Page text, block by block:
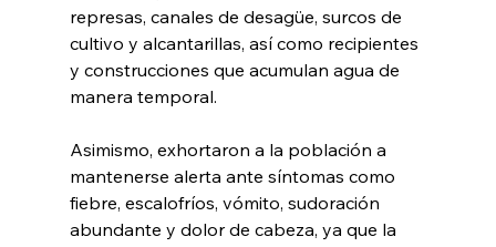
represas, canales de desagüe, surcos de
cultivo y alcantarillas, así como recipientes
y construcciones que acumulan agua de
manera temporal.
Asimismo, exhortaron a la población a
mantenerse alerta ante síntomas como
fiebre, escalofríos, vómito, sudoración
abundante y dolor de cabeza, ya que la